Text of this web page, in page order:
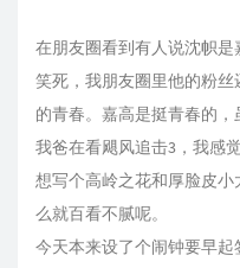
在朋友圈看到有人说沈帜是
笑死，我朋友圈里他的粉
的青春。嘉高是挺青春的，
我爸在看飓风追击3，我感
想写个高岭之花和厚脸皮
么就百看不腻呢。
今天本来设了个闹钟要早起